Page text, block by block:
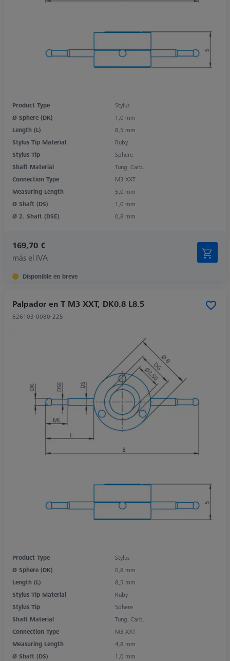
Product Type
Stylus
Ø Sphere (DK)
1,0 mm
Length (L)
8,5 mm
Stylus Tip Material
Ruby
Stylus Tip
Sphere
Shaft Material
Tung. Carb.
Connection Type
M3 XXT
Measuring Length
5,0 mm
Ø Shaft (DS)
1,0 mm
Ø 2. Shaft (DSE)
0,8 mm
169,70 €
más el IVA
Disponible en breve
Palpador en T M3 XXT, DK0.8 L8.5
626103-0080-225
Product Type
Stylus
Ø Sphere (DK)
0,8 mm
Length (L)
8,5 mm
Stylus Tip Material
Ruby
Stylus Tip
Sphere
Shaft Material
Tung. Carb.
Connection Type
M3 XXT
Measuring Length
4,8 mm
Ø Shaft (DS)
1,0 mm